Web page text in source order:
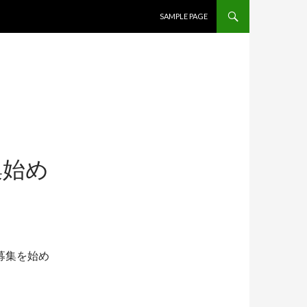
SAMPLE PAGE
め
集を始め